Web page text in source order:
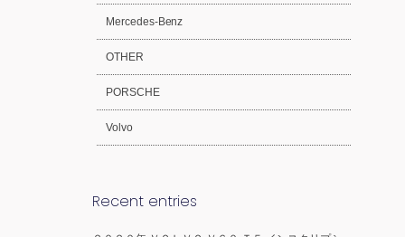
Mercedes-Benz
OTHER
PORSCHE
Volvo
Recent entries